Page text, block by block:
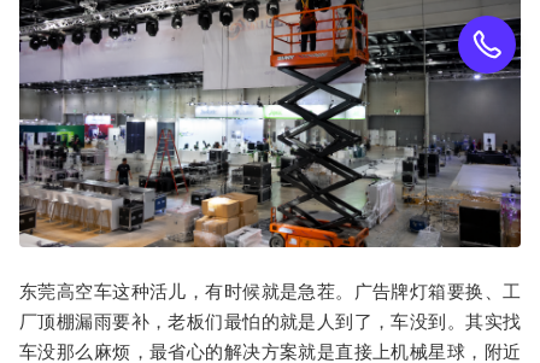
东莞高空车这种活儿，有时候就是急茬。广告牌灯箱要换、工
厂顶棚漏雨要补，老板们最怕的就是人到了，车没到。其实找
车没那么麻烦，最省心的解决方案就是直接上机械星球 ，附近